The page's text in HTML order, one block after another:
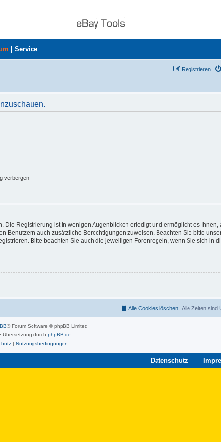
Service
Registrieren
verbergen
Die Registrierung ist in wenigen Augenblicken erledigt und ermöglicht es Ihnen,
Benutzern auch zusätzliche Berechtigungen zuweisen. Beachten Sie bitte
Bitte beachten Sie auch die jeweiligen Forenregeln, wenn Sie sich in
Alle Zeiten sind
Alle Cookies löschen
® Forum Software © phpBB Limited
Übersetzung durch phpBB.de
| Nutzungsbedingungen
Datenschutz